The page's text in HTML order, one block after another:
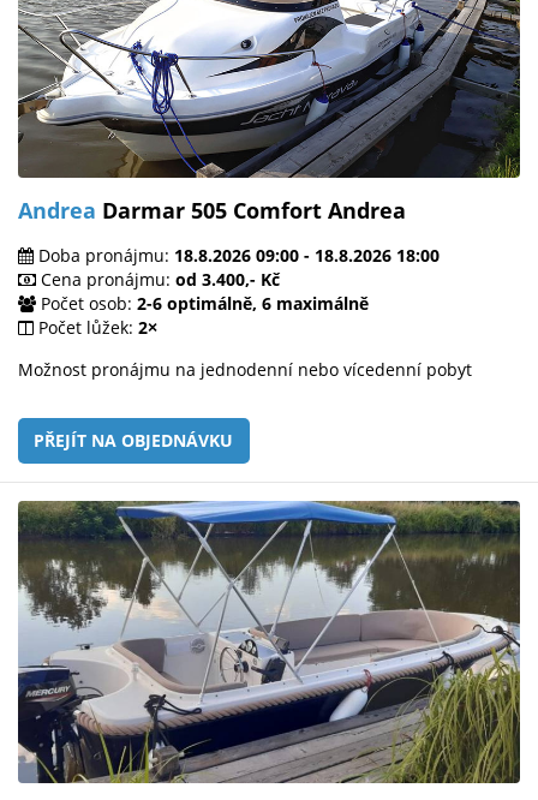
Andrea Darmar 505 Comfort Andrea
Doba pronájmu: 18.8.2026 09:00 - 18.8.2026 18:00
Cena pronájmu: od 3.400,- Kč
Počet osob: 2-6 optimálně, 6 maximálně
Počet lůžek: 2×
Možnost pronájmu na jednodenní nebo vícedenní pobyt
PŘEJÍT NA OBJEDNÁVKU